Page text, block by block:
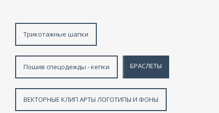
Трикотажные шапки
Пошив спецодежды - кепки БРАСЛЕТЫ
ВЕКТОРНЫЕ КЛИП АРТЫ ЛОГОТИПЫ И ФОНЫ